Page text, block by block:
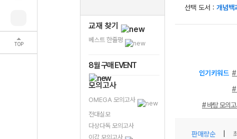
TOP
교재 찾기
베스트 한줄평
8월 구매 EVENT
모의고사
OMEGA 모의고사
전대실모
다상다독 모의고사
이감 모의고사
선택 도서 : 개념백
인기키워드 #
#
# 바탕 모의
판매량순